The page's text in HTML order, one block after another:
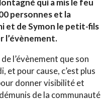
qui a mis le feu
personnes et la
et de Symon le petit-fils
l’évènement.
l’évènement que son
et pour cause, c’est plus
donner visibilité et
de la communauté